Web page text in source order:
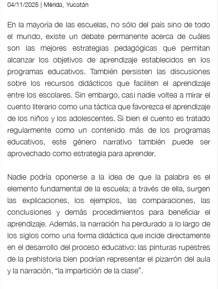
04/11/2025 | Mérida, Yucatán
En la mayoría de las escuelas, no sólo del país sino de todo
el mundo, existe un debate permanente acerca de cuáles
son las mejores estrategias pedagógicas que permitan
alcanzar los objetivos de aprendizaje establecidos en los
programas educativos. También persisten las discusiones
sobre los recursos didácticos que faciliten el aprendizaje
entre los escolares. Sin embargo, casi nadie voltea a mirar el
cuento literario como una táctica que favorezca el aprendizaje
de los niños y los adolescentes. Si bien el cuento es tratado
regularmente como un contenido más de los programas
educativos, este género narrativo también puede ser
aprovechado como estrategia para aprender.
Nadie podría oponerse a la idea de que la palabra es el
elemento fundamental de la escuela; a través de ella, surgen
las explicaciones, los ejemplos, las comparaciones, las
conclusiones y demás procedimientos para beneficiar el
aprendizaje. Además, la narración ha perdurado a lo largo de
los siglos como una forma didáctica que incide directamente
en el desarrollo del proceso educativo: las pinturas rupestres
de la prehistoria bien podrían representar el pizarrón del aula
y la narración, “la impartición de la clase”.